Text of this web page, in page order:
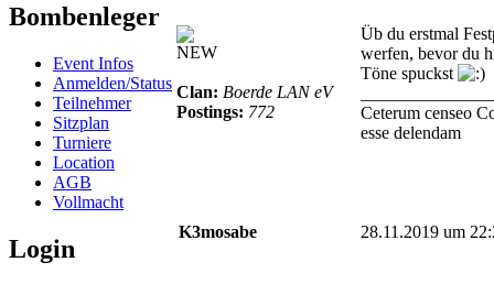
Bombenleger
Event Infos
Anmelden/Status
Teilnehmer
Sitzplan
Turniere
Location
AGB
Vollmacht
Login
NEW
Clan: Boerde LAN eV
Postings: 772
Üb du erstmal
werfen, bevor du
Töne spuckst
Ceterum censeo
esse delendam
K3mosabe 28.11.2019 um